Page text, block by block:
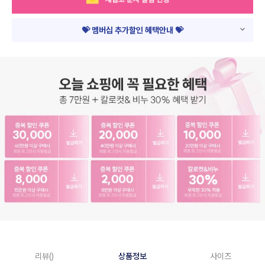
💝 멤버십 추가할인 혜택안내 💝
리뷰() 상품정보 사이즈